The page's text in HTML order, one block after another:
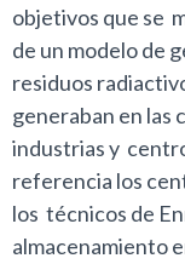
objetivos que se
de un modelo de
residuos
generaban en las
industrias y
referencia los
los técnicos de
almacenamiento